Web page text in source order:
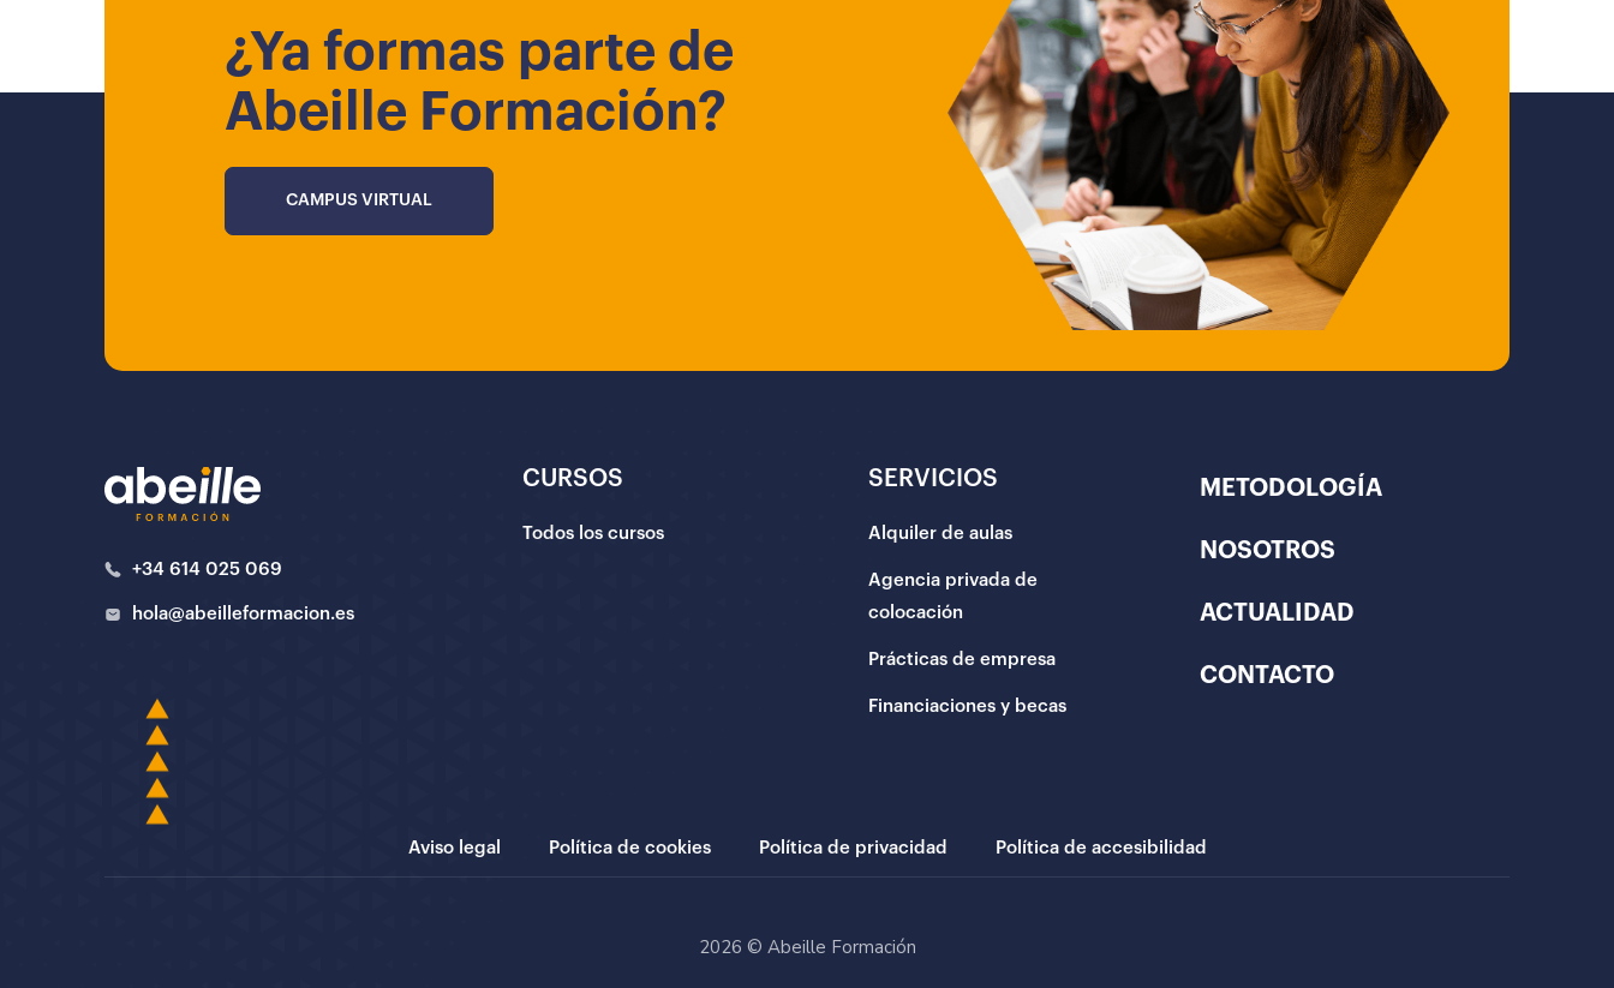
¿Ya formas parte de
Abeille Formación?
CAMPUS VIRTUAL
+34 614 025 069
hola@abeilleformacion.es
CURSOS
Todos los cursos
SERVICIOS
Alquiler de aulas
Agencia privada de
colocación
Prácticas de empresa
Financiaciones y becas
METODOLOGÍA
NOSOTROS
ACTUALIDAD
CONTACTO
Aviso legal Política de cookies Política de privacidad Política de accesibilidad
2026 © Abeille Formación